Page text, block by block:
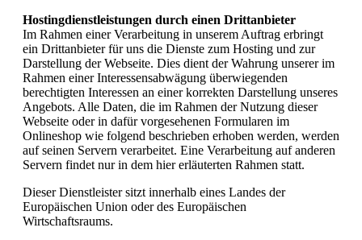
Hostingdienstleistungen durch einen Drittanbieter
Im Rahmen einer Verarbeitung in unserem Auftrag erbringt
ein Drittanbieter für uns die Dienste zum Hosting und zur
Darstellung der Webseite. Dies dient der Wahrung unserer im
Rahmen einer Interessensabwägung überwiegenden
berechtigten Interessen an einer korrekten Darstellung unseres
Angebots. Alle Daten, die im Rahmen der Nutzung dieser
Webseite oder in dafür vorgesehenen Formularen im
Onlineshop wie folgend beschrieben erhoben werden, werden
auf seinen Servern verarbeitet. Eine Verarbeitung auf anderen
Servern findet nur in dem hier erläuterten Rahmen statt.
Dieser Dienstleister sitzt innerhalb eines Landes der
Europäischen Union oder des Europäischen
Wirtschaftsraums.